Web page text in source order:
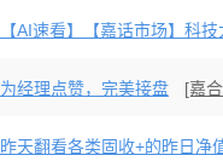
【AI速看】【嘉话市场】科
为经理点赞，完美接盘 [嘉
昨天翻看各类固收+的昨日净